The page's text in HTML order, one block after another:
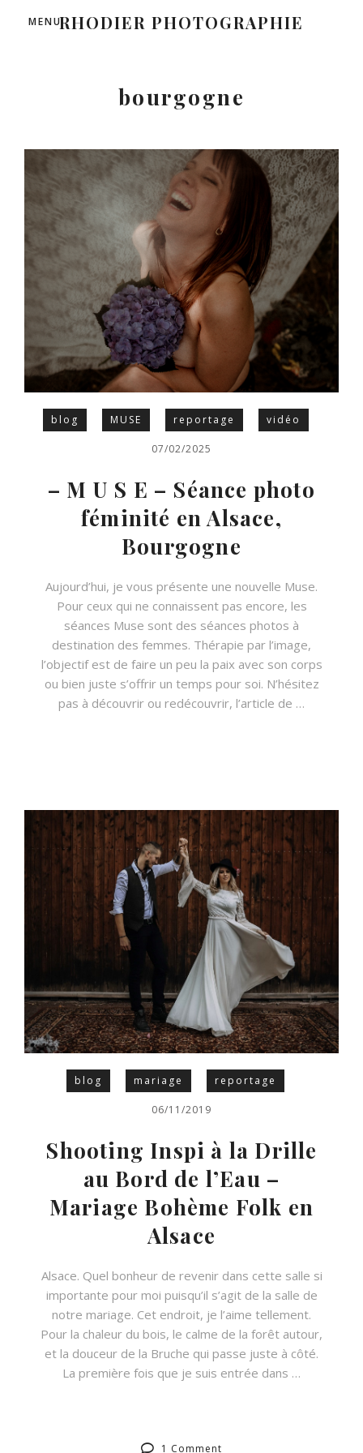
RHODIER PHOTOGRAPHIE
MENU
bourgogne
blog MUSE reportage vidéo
07/02/2025
– M U S E – Séance photo
féminité en Alsace,
Bourgogne
Aujourd’hui, je vous présente une nouvelle Muse.
Pour ceux qui ne connaissent pas encore, les
séances Muse sont des séances photos à
destination des femmes. Thérapie par l’image,
l’objectif est de faire un peu la paix avec son corps
ou bien juste s’offrir un temps pour soi. N’hésitez
pas à découvrir ou redécouvrir, l’article de …
blog mariage reportage
06/11/2019
Shooting Inspi à la Drille
au Bord de l’Eau –
Mariage Bohème Folk en
Alsace
Alsace. Quel bonheur de revenir dans cette salle si
importante pour moi puisqu’il s’agit de la salle de
notre mariage. Cet endroit, je l’aime tellement.
Pour la chaleur du bois, le calme de la forêt autour,
et la douceur de la Bruche qui passe juste à côté.
La première fois que je suis entrée dans …
1 Comment